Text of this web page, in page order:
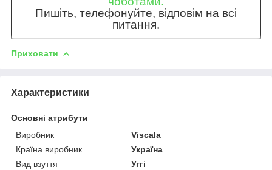
Пишіть, телефонуйте, відповім на всі
питання.
Приховати
Характеристики
Основні атрибути
Виробник
Viscala
Країна виробник
Україна
Вид взуття
Уггі